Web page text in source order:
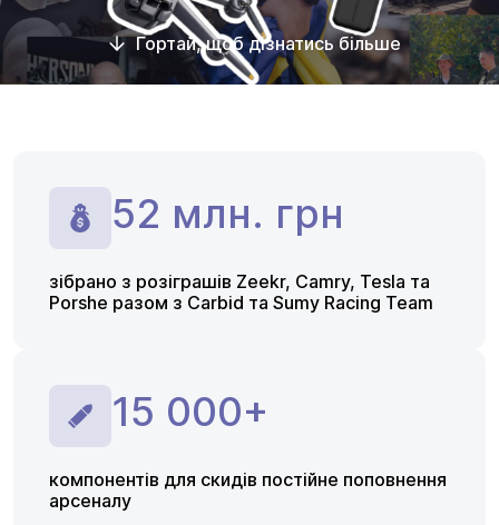
Гортай, щоб дізнатись більше
52 млн. грн
зібрано з розіграшів Zeekr, Camry, Tesla та
Porshe разом з Carbid та Sumy Racing Team
15 000+
компонентів для скидів постійне поповнення
арсеналу